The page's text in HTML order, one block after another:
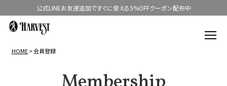
公式LINEお友達追加ですぐに使える5%OFFクーポン配布中
HOME 会員登録